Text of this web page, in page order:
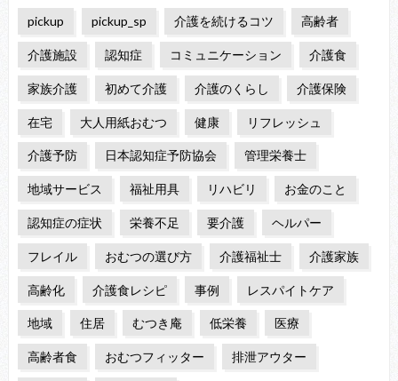
pickup pickup_sp 介護を続けるコツ 高齢者
介護施設 認知症 コミュニケーション 介護食
家族介護 初めて介護 介護のくらし 介護保険
在宅 大人用紙おむつ 健康 リフレッシュ
介護予防 日本認知症予防協会 管理栄養士
地域サービス 福祉用具 リハビリ お金のこと
認知症の症状 栄養不足 要介護 ヘルパー
フレイル おむつの選び方 介護福祉士 介護家族
高齢化 介護食レシピ 事例 レスパイトケア
地域 住居 むつき庵 低栄養 医療
高齢者食 おむつフィッター 排泄アウター